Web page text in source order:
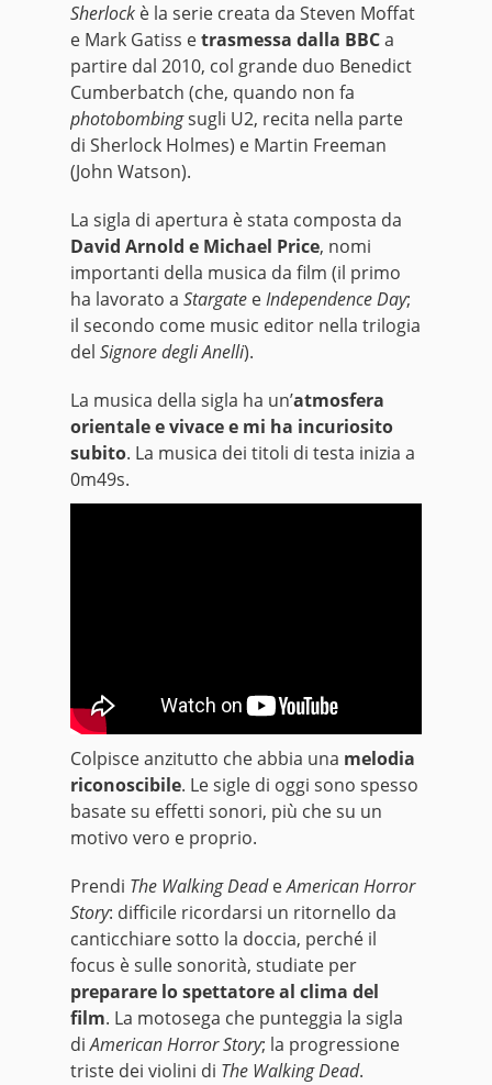
Sherlock è la serie creata da Steven Moffat
e Mark Gatiss etrasmessa dalla BBCa
partire dal 2010, col grande duo Benedict
Cumberbatch (che, quando non fa
photobombingsugli U2, recita nella parte
di Sherlock Holmes) e Martin Freeman
(John Watson).
La sigla di apertura è stata composta da
David Arnold e Michael Price, nomi
importanti della musica da film (il primo
ha lavorato a Stargate eIndependence Day;
il secondo come music editor nella trilogia
del Signore degli Anelli).
La musica della sigla ha un’atmosfera
orientale e vivace e mi ha incuriosito
subito. La musica dei titoli di testa inizia a
0m49s.
Colpisce anzitutto che abbia una melodia
riconoscibile. Le sigle di oggi sono spesso
basate su effetti sonori, più che su un
motivo vero e proprio.
Prendi The Walking DeadeAmerican Horror
Story: difficile ricordarsi un ritornello da
canticchiare sotto la doccia, perché il
focus è sulle sonorità, studiate per
preparare lo spettatore al clima del
film. La motosega che punteggia la sigla
diAmerican Horror Story; la progressione
triste dei violini di The Walking Dead.